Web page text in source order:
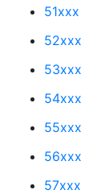
51xxx
52xxx
53xxx
54xxx
55xxx
56xxx
57xxx